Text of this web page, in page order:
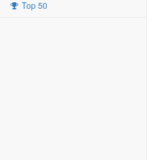
Top 50